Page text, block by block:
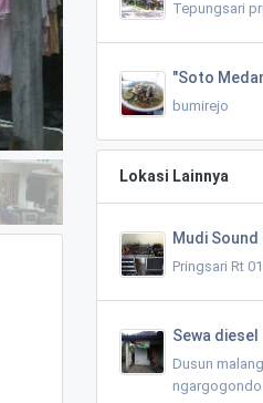
Tepungsari
"Soto
bumirejo
Lokasi Lainnya
Mudi
Pringsari Rt
Sewa diesel
Dusun